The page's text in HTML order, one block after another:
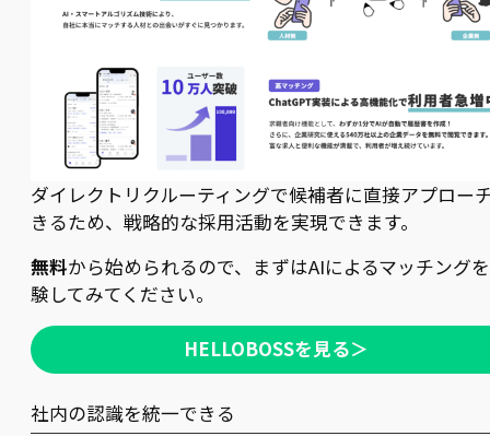
ダイレクトリクルーティングで候補者に直接アプロー
きるため、戦略的な採用活動を実現できます。
無料から始められるので、まずはAIによるマッチング
験してみてください。
HELLOBOSSを見る＞
社内の認識を統一できる